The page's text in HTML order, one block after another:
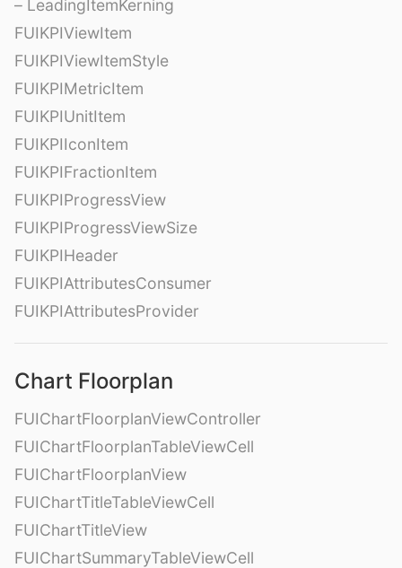
– LeadingItemKerning
FUIKPIViewItem
FUIKPIViewItemStyle
FUIKPIMetricItem
FUIKPIUnitItem
FUIKPIIconItem
FUIKPIFractionItem
FUIKPIProgressView
FUIKPIProgressViewSize
FUIKPIHeader
FUIKPIAttributesConsumer
FUIKPIAttributesProvider
Chart Floorplan
FUIChartFloorplanViewController
FUIChartFloorplanTableViewCell
FUIChartFloorplanView
FUIChartTitleTableViewCell
FUIChartTitleView
FUIChartSummaryTableViewCell